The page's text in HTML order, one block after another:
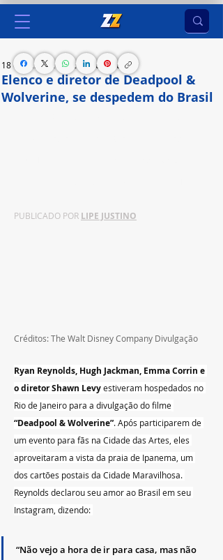
Elenco e diretor de Deadpool &
Wolverine, se despedem do Brasil
18 de jul. de 2024 2 min de leitura
PUBLICADO POR LIPE JUSTINO
Créditos: The Walt Disney Company Divulgação
Ryan Reynolds, Hugh Jackman, Emma Corrin e
o diretor Shawn Levy estiveram hospedados no
Rio de Janeiro para a divulgação do filme
“Deadpool & Wolverine”. Após participarem de
um evento para fãs na Cidade das Artes, eles
aproveitaram a vista da praia de Ipanema, um
dos cartões postais da Cidade Maravilhosa.
Reynolds declarou seu amor ao Brasil em seu
Instagram, dizendo:
“Não vejo a hora de ir para casa, mas não